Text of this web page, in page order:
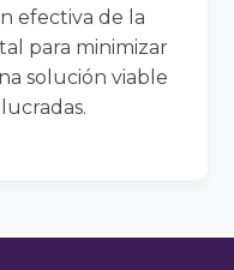
efectiva de la
para minimizar
solución viable